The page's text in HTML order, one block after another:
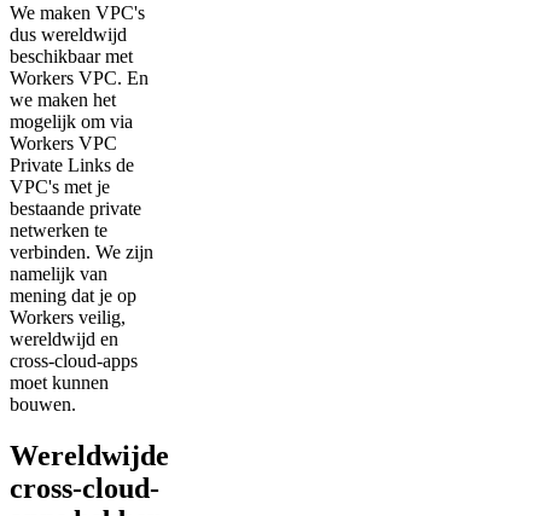
We maken VPC's
dus wereldwijd
beschikbaar met
Workers VPC. En
we maken het
mogelijk om via
Workers VPC
Private Links de
VPC's met je
bestaande private
netwerken te
verbinden. We zijn
namelijk van
mening dat je op
Workers veilig,
wereldwijd en
cross-cloud-apps
moet kunnen
bouwen.
Wereldwijde
cross-cloud-